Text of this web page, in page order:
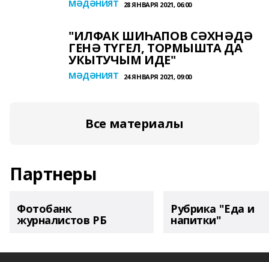
МӘДӘНИЯТ 28 ЯНВАРЯ 2021, 06:00
"ИЛФАК ШИҺАПОВ СӘХНӘДӘ
ГЕНӘ ТҮГЕЛ, ТОРМЫШТА ДА
УКЫТУЧЫМ ИДЕ"
МӘДӘНИЯТ 24 ЯНВАРЯ 2021, 09:00
Все материалы
Партнеры
Фотобанк
журналистов РБ
Рубрика "Еда и
напитки"